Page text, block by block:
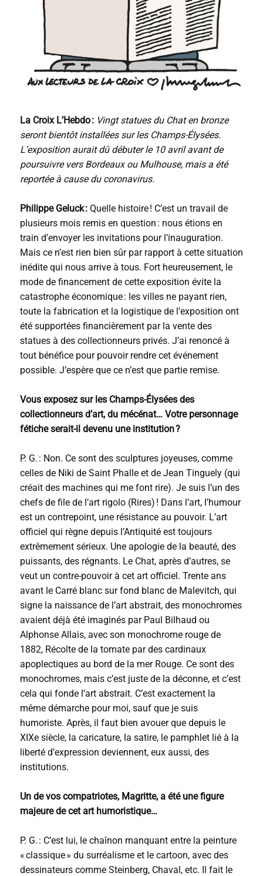
La Croix L’Hebdo : Vingt statues du Chat en bronze
seront bientôt installées sur les Champs-Élysées.
L’exposition aurait dû débuter le 10 avril avant de
poursuivre vers Bordeaux ou Mulhouse, mais a été
reportée à cause du coronavirus.
Philippe Geluck :Quelle histoire ! C’est un travail de
plusieurs mois remis en question : nous étions en
train d’envoyer les invitations pour l’inauguration.
Mais ce n’est rien bien sûr par rapport à cette situation
inédite qui nous arrive à tous. Fort heureusement, le
mode de financement de cette exposition évite la
catastrophe économique : les villes ne payant rien,
toute la fabrication et la logistique de l’exposition ont
été supportées financièrement par la vente des
statues à des collectionneurs privés. J’ai renoncé à
tout bénéfice pour pouvoir rendre cet événement
possible. J’espère que ce n’est que partie remise.
Vous exposez sur les Champs-Élysées des
collectionneurs d’art, du mécénat… Votre personnage
fétiche serait-il devenu une institution ?
P. G. : Non. Ce sont des sculptures joyeuses, comme
celles de Niki de Saint Phalle et de Jean Tinguely (qui
créait des machines qui me font rire). Je suis l’un des
chefs de file de l’art rigolo (Rires) ! Dans l’art, l’humour
est un contrepoint, une résistance au pouvoir. L’art
officiel qui règne depuis l’Antiquité est toujours
extrêmement sérieux. Une apologie de la beauté, des
puissants, des régnants. Le Chat, après d’autres, se
veut un contre-pouvoir à cet art officiel. Trente ans
avant le Carré blanc sur fond blanc de Malevitch, qui
signe la naissance de l’art abstrait, des monochromes
avaient déjà été imaginés par Paul Bilhaud ou
Alphonse Allais, avec son monochrome rouge de
1882, Récolte de la tomate par des cardinaux
apoplectiques au bord de la mer Rouge. Ce sont des
monochromes, mais c’est juste de la déconne, et c’est
cela qui fonde l’art abstrait. C’est exactement la
même démarche pour moi, sauf que je suis
humoriste. Après, il faut bien avouer que depuis le
XIXe siècle, la caricature, la satire, le pamphlet lié à la
liberté d’expression deviennent, eux aussi, des
institutions.
Un de vos compatriotes, Magritte, a été une figure
majeure de cet art humoristique…
P. G. : C’est lui, le chaînon manquant entre la peinture
« classique » du surréalisme et le cartoon, avec des
dessinateurs comme Steinberg, Chaval, etc. Il fait le